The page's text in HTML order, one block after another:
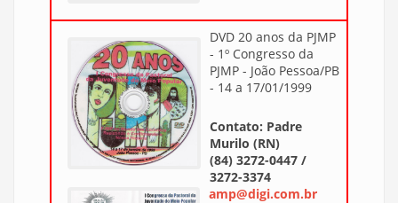
DVD 20 anos da PJMP
- 1º Congresso da
PJMP - João Pessoa/PB
- 14 a 17/01/1999
Contato: Padre
Murilo (RN)
(84) 3272-0447 /
3272-3374
amp@digi.com.br